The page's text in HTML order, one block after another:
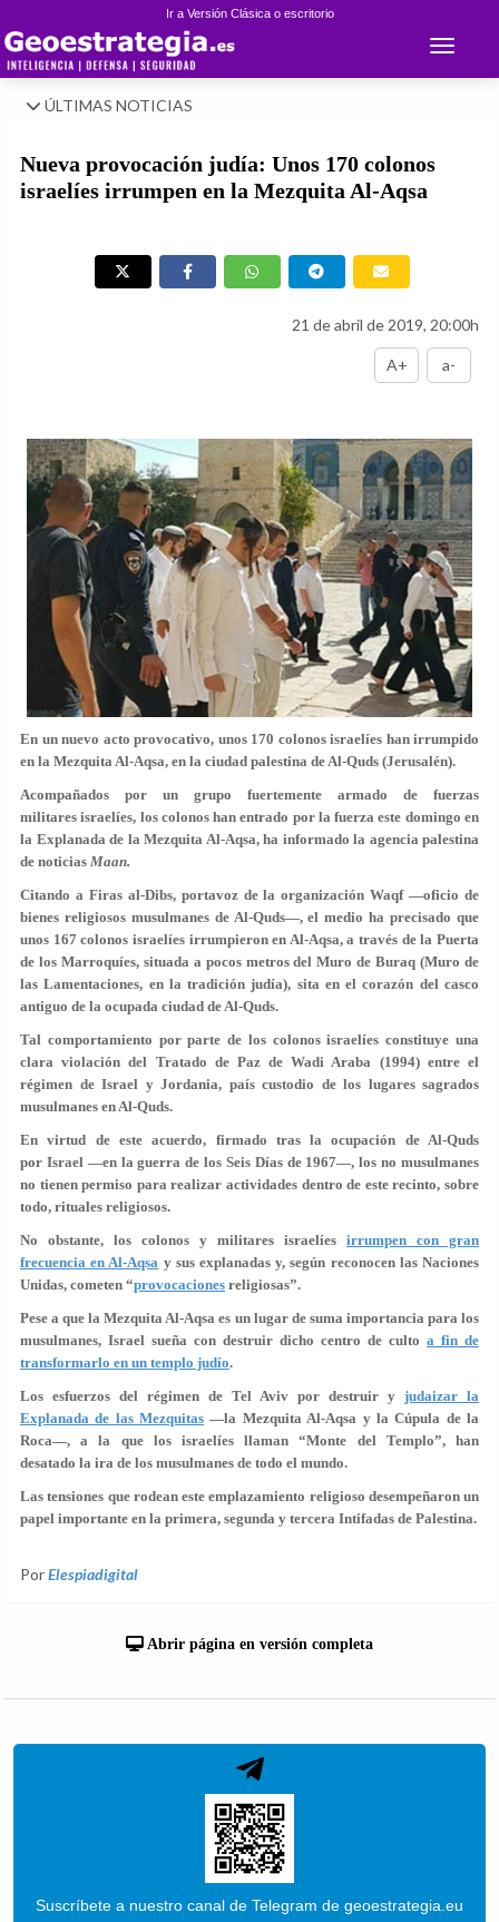
Ir a Versión Clásica o escritorio
Toggle
ÚLTIMAS NOTICIAS
Nueva provocación judía: Unos 170 colonos
israelíes irrumpen en la Mezquita Al-Aqsa
21 de abril de 2019, 20:00h
A+ a-
En un nuevo acto provocativo, unos 170 colonos israelíes han irrumpido
en la Mezquita Al-Aqsa, en la ciudad palestina de Al-Quds (Jerusalén).
Acompañados por un grupo fuertemente armado de fuerzas
militares israelíes, los colonos han entrado por la fuerza este domingo en
la Explanada de la Mezquita Al-Aqsa, ha informado la agencia palestina
de noticias Maan.
Citando a Firas al-Dibs, portavoz de la organización Waqf —oficio de
bienes religiosos musulmanes de Al-Quds—, el medio ha precisado que
unos 167 colonos israelíes irrumpieron en Al-Aqsa, a través de la Puerta
de los Marroquíes, situada a pocos metros del Muro de Buraq (Muro de
las Lamentaciones, en la tradición judía), sita en el corazón del casco
antiguo de la ocupada ciudad de Al-Quds.
Tal comportamiento por parte de los colonos israelíes constituye una
clara violación del Tratado de Paz de Wadi Araba (1994) entre el
régimen de Israel y Jordania, país custodio de los lugares sagrados
musulmanes en Al-Quds.
En virtud de este acuerdo, firmado tras la ocupación de Al-Quds
por Israel —en la guerra de los Seis Días de 1967—, los no musulmanes
no tienen permiso para realizar actividades dentro de este recinto, sobre
todo, rituales religiosos.
No obstante, los colonos y militares israelíes irrumpen con gran
frecuencia en Al-Aqsa y sus explanadas y, según reconocen las Naciones
Unidas, cometen “provocaciones religiosas”.
Pese a que la Mezquita Al-Aqsa es un lugar de suma importancia para los
musulmanes, Israel sueña con destruir dicho centro de culto a fin de
transformarlo en un templo judío.
Los esfuerzos del régimen de Tel Aviv por destruir y judaizar la
Explanada de las Mezquitas —la Mezquita Al-Aqsa y la Cúpula de la
Roca—, a la que los israelíes llaman “Monte del Templo”, han
desatado la ira de los musulmanes de todo el mundo.
Las tensiones que rodean este emplazamiento religioso desempeñaron un
papel importante en la primera, segunda y tercera Intifadas de Palestina.
PorElespiadigital
Abrir página en versión completa
Suscríbete a nuestro canal de Telegram de geoestrategia.eu